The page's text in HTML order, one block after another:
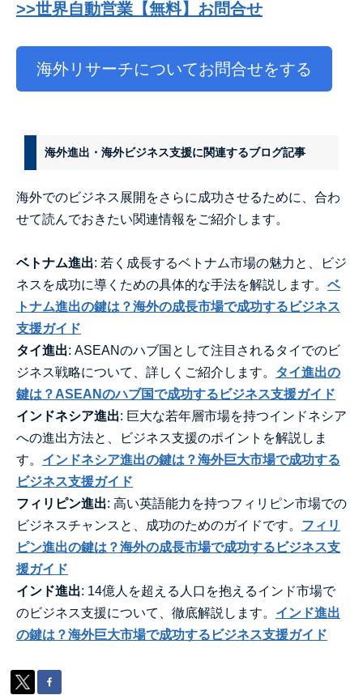
>>世界自動営業【無料】お問合せ
海外リサーチについてお問合せをする
海外進出・海外ビジネス支援に関連するブログ記事
海外でのビジネス展開をさらに成功させるために、合わ
せて読んでおきたい関連情報をご紹介します。
ベトナム進出: 若く成長するベトナム市場の魅力と、ビジ
ネスを成功に導くための具体的な手法を解説します。 ベ
トナム進出の鍵は？海外の成長市場で成功するビジネス
支援ガイド
タイ進出: ASEANのハブ国として注目されるタイでのビ
ジネス戦略について、詳しくご紹介します。 タイ進出の
鍵は？ASEANのハブ国で成功するビジネス支援ガイド
インドネシア進出: 巨大な若年層市場を持つインドネシア
への進出方法と、ビジネス支援のポイントを解説しま
す。 インドネシア進出の鍵は？海外巨大市場で成功する
ビジネス支援ガイド
フィリピン進出: 高い英語能力を持つフィリピン市場での
ビジネスチャンスと、成功のためのガイドです。 フィリ
ピン進出の鍵は？海外の成長市場で成功するビジネス支
援ガイド
インド進出: 14億人を超える人口を抱えるインド市場で
のビジネス支援について、徹底解説します。 インド進出
の鍵は？海外巨大市場で成功するビジネス支援ガイド